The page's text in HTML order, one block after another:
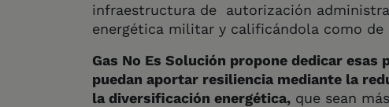
infraestructura de autorización
energética militar y calificándola como de
Gas No Es Solución propone dedicar
puedan aportar resiliencia mediante la
la diversificación energética, que sean